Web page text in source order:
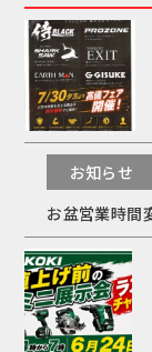
お知らせ
お盆営業時間